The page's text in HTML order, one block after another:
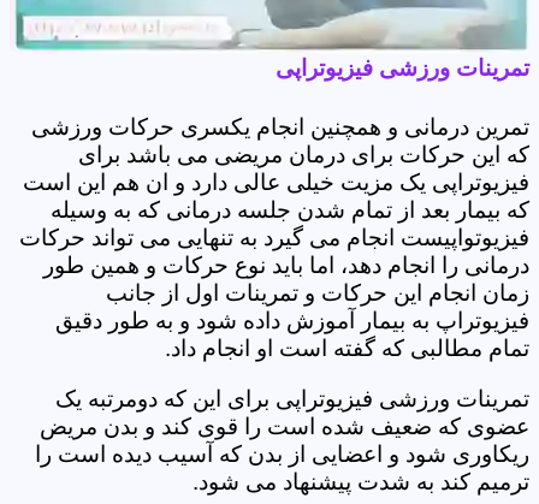
تمرینات ورزشی فیزیوتراپی
تمرین درمانی و همچنین انجام یکسری حرکات ورزشی
که این حرکات برای درمان مریضی می باشد برای
فیزیوتراپی یک مزیت خیلی عالی دارد و ان هم این است
که بیمار بعد از تمام شدن جلسه درمانی که به وسیله
فیزیوتواپیست انجام می گیرد به تنهایی می تواند حرکات
درمانی را انجام دهد، اما باید نوع حرکات و همین طور
زمان انجام این حرکات و تمرینات اول از جانب
فیزیوتراپ به بیمار آموزش داده شود و به طور دقیق
تمام مطالبی که گفته است او انجام داد.
تمرینات ورزشی فیزیوتراپی برای این که دومرتبه یک
عضوی که ضعیف شده است را قوی کند و بدن مریض
ریکاوری شود و اعضایی از بدن که آسیب دیده است را
ترمیم کند به شدت پیشنهاد می شود.